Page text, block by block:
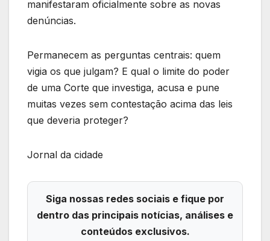
manifestaram oficialmente sobre as novas
denúncias.
Permanecem as perguntas centrais: quem
vigia os que julgam? E qual o limite do poder
de uma Corte que investiga, acusa e pune
muitas vezes sem contestação acima das leis
que deveria proteger?
Jornal da cidade
Siga nossas redes sociais e fique por
dentro das principais notícias, análises e
conteúdos exclusivos.